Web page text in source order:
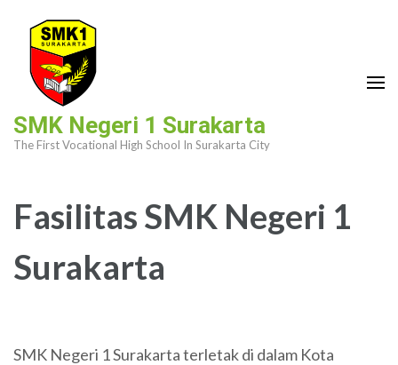
content
(Press
SMK Negeri 1 Surakarta
The First Vocational High School In Surakarta City
Fasilitas SMK Negeri 1
Surakarta
SMK Negeri 1 Surakarta terletak di dalam Kota